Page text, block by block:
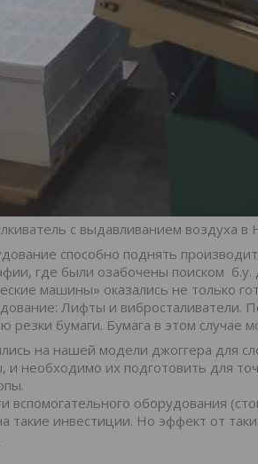
с выдавливанием воздуха
способно поднять
где были озабочены поиском б.у.
машины» оказались не только
Лифты и вибросталиватели.
резки бумаги. Бумага в этом случае
на нашей модели джоггера для
необходимо их подготовить для
вспомогательного оборудования
такие инвестиции. Но эффект от